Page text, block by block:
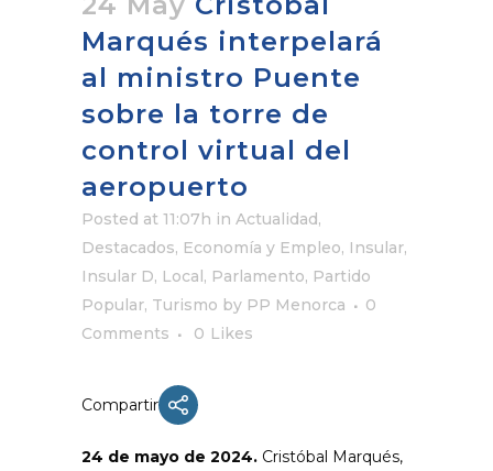
Marqués interpelará
al ministro Puente
sobre la torre de
control virtual del
aeropuerto
Posted at 11:07h in Actualidad,
Destacados, Economía y Empleo, Insular,
Insular D, Local, Parlamento, Partido
Popular, Turismo by PP Menorca
0
Comments
0 Likes
Compartir
24 de mayo de 2024. Cristóbal Marqués,